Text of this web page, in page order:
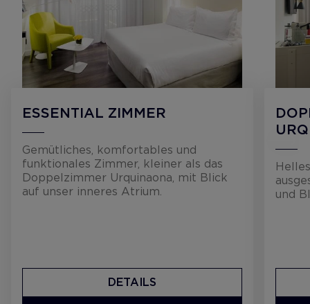
ESSENTIAL ZIMMER
Gemütliches, komfortables und
funktionales Zimmer, kleiner als das
Doppelzimmer Urquinaona, mit Blick
auf unser inneres Atrium.
DETAILS
und